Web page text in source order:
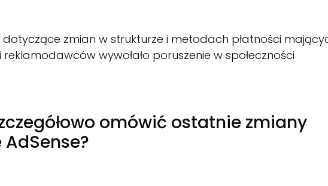
dotyczące zmian w strukturze i metodach płatności
wywołało poruszenie w społeczności
omówić ostatnie zmiany
AdSense?